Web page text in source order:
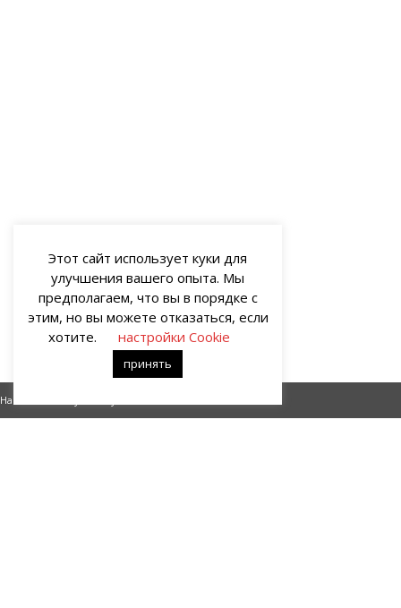
Этот сайт использует куки для
улучшения вашего опыта. Мы
предполагаем, что вы в порядке с
этим, но вы можете отказаться, если
хотите.
настройки Cookie
принять